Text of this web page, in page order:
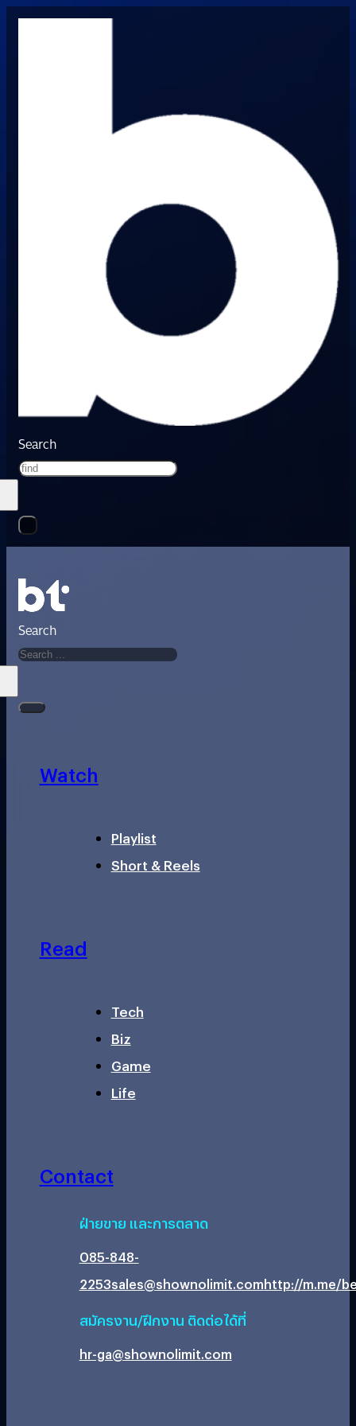
Search
Search
Watch
Playlist
Short & Reels
Read
Tech
Biz
Game
Life
Contact
ฝ่ายขาย และการตลาด
085-848-
2253sales@shownolimit.comhttp://m.me/
สมัครงาน/ฝึกงาน ติดต่อได้ที่
hr-ga@shownolimit.com